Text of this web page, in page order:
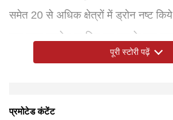
समेत 20 से अधिक क्षेत्रों में ड्रोन नष्ट
चार साल पहले शुरू किए गए युद्ध के बाद
हवाई हमला था। इससे पहले मार्च में यूक्रेन
हालांकि, यूक्रेन के राष्ट्रपति वोलोदिमीर
पूरी स्टोरी पढ़ें